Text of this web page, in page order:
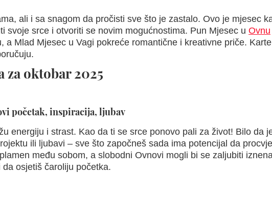
ali i sa snagom da pročisti sve što je zastalo. Ovo je mjesec
svoje srce i otvoriti se novim mogućnostima. Pun Mjesec u Ovnu
a Mlad Mjesec u Vagi pokreće romantične i kreativne priče.
za oktobar 2025
početak, inspiracija, ljubav
energiju i strast. Kao da ti se srce ponovo pali za život! Bilo da
ili ljubavi – sve što započneš sada ima potencijal da
među sobom, a slobodni Ovnovi mogli bi se zaljubiti
osjetiš čaroliju početka.